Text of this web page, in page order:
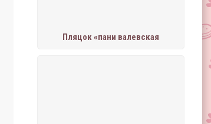
Пляцок «пани валевская